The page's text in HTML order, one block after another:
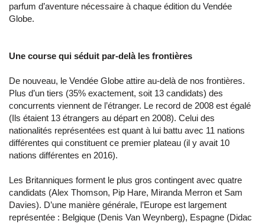
parfum d’aventure nécessaire à chaque édition du Vendée
Globe.
Une course qui séduit par-delà les frontières
De nouveau, le Vendée Globe attire au-delà de nos frontières.
Plus d’un tiers (35% exactement, soit 13 candidats) des
concurrents viennent de l’étranger. Le record de 2008 est égalé
(Ils étaient 13 étrangers au départ en 2008). Celui des
nationalités représentées est quant à lui battu avec 11 nations
différentes qui constituent ce premier plateau (il y avait 10
nations différentes en 2016).
Les Britanniques forment le plus gros contingent avec quatre
candidats (Alex Thomson, Pip Hare, Miranda Merron et Sam
Davies). D’une manière générale, l’Europe est largement
représentée : Belgique (Denis Van Weynberg), Espagne (Didac